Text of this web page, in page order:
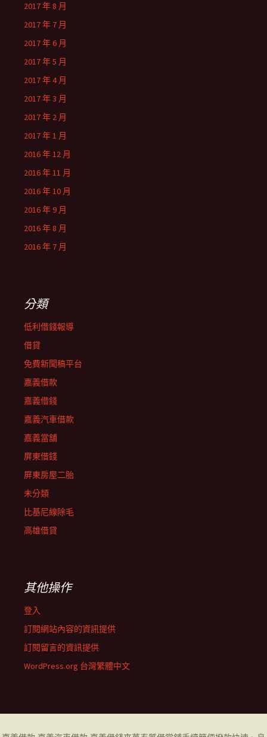
2017 年 8 月
2017 年 7 月
2017 年 6 月
2017 年 5 月
2017 年 4 月
2017 年 3 月
2017 年 2 月
2017 年 1 月
2016 年 12 月
2016 年 11 月
2016 年 10 月
2016 年 9 月
2016 年 8 月
2016 年 7 月
分類
低利借錢報導
借貸
免費新聞稿平台
嘉義借款
嘉義借錢
嘉義汽車借款
嘉義當舖
屏東借錢
屏東房屋二胎
未分類
比基尼線除毛
高雄借貸
其他操作
登入
訂閱網站內容的資訊提供
訂閱留言的資訊提供
WordPress.org 台灣繁體中文